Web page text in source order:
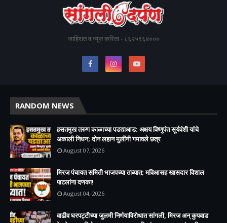
जाहिरात व न्यूज करिता - ८६२५९६४०००
RANDOM NEWS
हसतमुख तरुण काळाच्या पडद्याआड: अक्षय विष्णुपंत सूर्यवंशी यांचे
अकाली निधन; दोन लहान मुलींनी गमावले छत्र
August 07, 2026
मिरज पंचायत समिती भाजपच्या ताब्यात; मविआसह खासदार विशाल
पाटलांना दणका!
August 04, 2026
वाढीव घरपट्टीच्या जुलमी निर्णयाविरोधात सांगली, मिरज अन् कुपवाड